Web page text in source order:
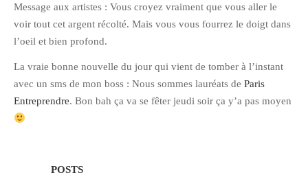
Message aux artistes : Vous croyez vraiment que vous aller le
voir tout cet argent récolté. Mais vous vous fourrez le doigt dans
l’oeil et bien profond.
La vraie bonne nouvelle du jour qui vient de tomber à l’instant
avec un sms de mon boss : Nous sommes lauréats de Paris
Entreprendre. Bon bah ça va se fêter jeudi soir ça y’a pas moyen
POSTS